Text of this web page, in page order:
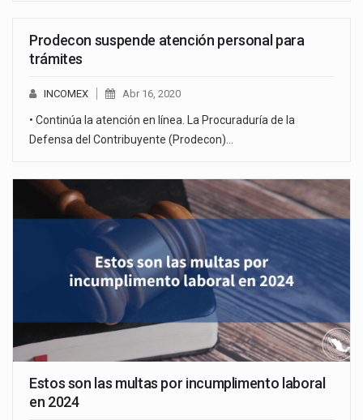
Prodecon suspende atención personal para
trámites
INCOMEX Abr 16, 2020
• Continúa la atención en línea. La Procuraduría de la
Defensa del Contribuyente (Prodecon)…
Estos son las multas por incumplimento laboral
en 2024